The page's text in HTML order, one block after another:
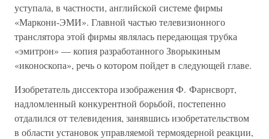
уступала, в частности, английской системе фирмы
«Маркони-ЭМИ». Главной частью телевизионного
транслятора этой фирмы являлась передающая трубка
«эмитрон» — копия разработанного Зворыкиным
«иконоскопа», речь о котором пойдет в следующей главе.
Изобретатель диссектора изображения Ф. Фарнсворт,
надломленный конкурентной борьбой, постепенно
отдалился от телевидения, занявшись изобретательством
в области установок управляемой термоядерной реакции,